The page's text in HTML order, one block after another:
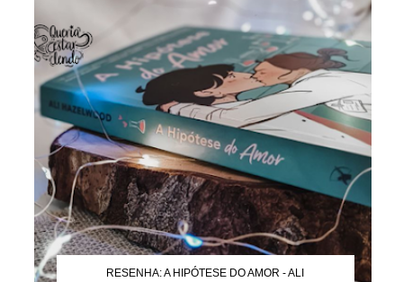
RESENHA: A HIPÓTESE DO AMOR - ALI